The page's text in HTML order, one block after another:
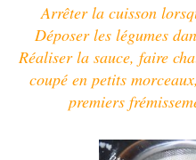
Arrêter la cuisson
Déposer les légumes
Réaliser la sauce, faire
coupé en petits morceaux,
premiers